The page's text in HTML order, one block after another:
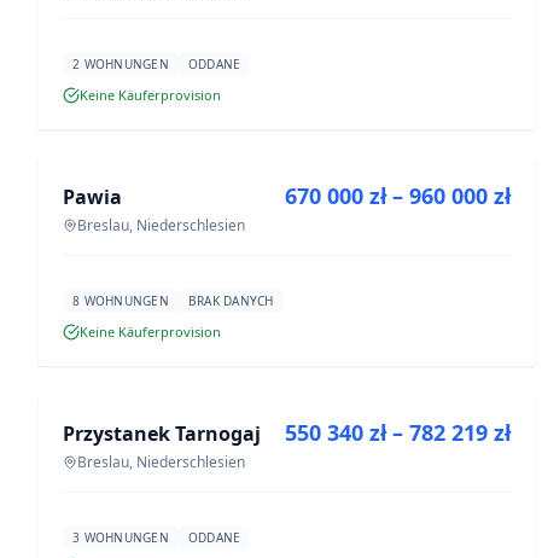
2 WOHNUNGEN ODDANE
Keine Käuferprovision
NEUBAU
Pawia
Breslau, Niederschlesien
670 000 zł – 960 000 zł
8 WOHNUNGEN BRAK DANYCH
Keine Käuferprovision
NEUBAU
Przystanek Tarnogaj
Breslau, Niederschlesien
550 340 zł – 782 219 zł
3 WOHNUNGEN ODDANE